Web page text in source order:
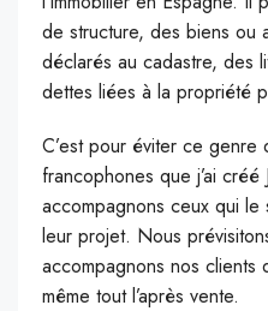
de structure, des biens ou
déclarés au cadastre, des
dettes liées à la propriété
C’est pour éviter ce genre
francophones que j’ai créé
accompagnons ceux qui
leur projet. Nous
accompagnons nos
même tout l’après vente.